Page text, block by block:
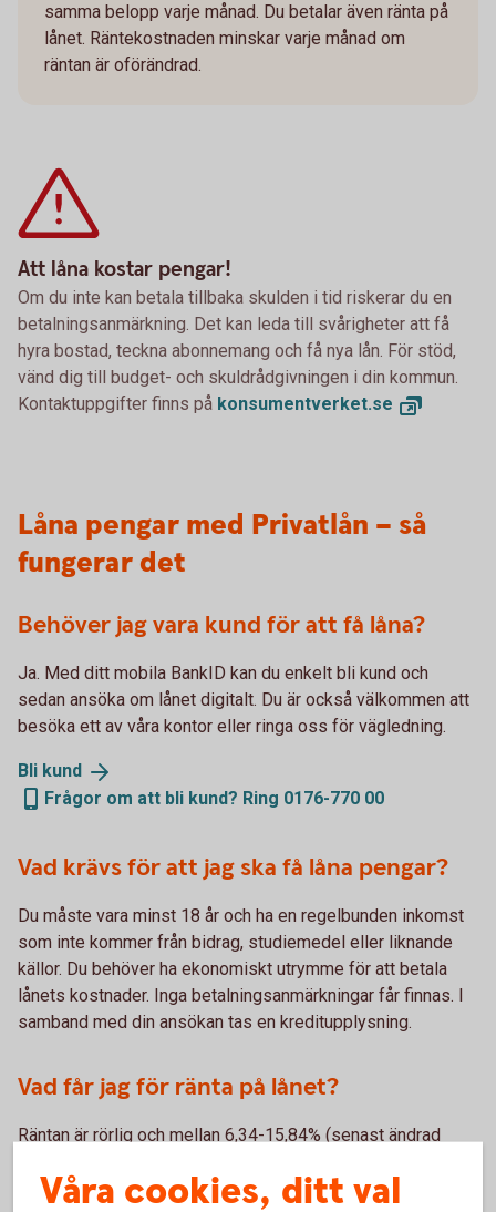
samma belopp varje månad. Du betalar även ränta på
lånet. Räntekostnaden minskar varje månad om
räntan är oförändrad.
Att låna kostar pengar!
Om du inte kan betala tillbaka skulden i tid riskerar du en
betalningsanmärkning. Det kan leda till svårigheter att få
hyra bostad, teckna abonnemang och få nya lån. För stöd,
vänd dig till budget- och skuldrådgivningen i din kommun.
Kontaktuppgifter finns på konsumentverket.se
Låna pengar med Privatlån – så
fungerar det
Behöver jag vara kund för att få låna?
Ja. Med ditt mobila BankID kan du enkelt bli kund och
sedan ansöka om lånet digitalt. Du är också välkommen att
besöka ett av våra kontor eller ringa oss för vägledning.
Bli kund
Frågor om att bli kund? Ring 0176-770 00
Vad krävs för att jag ska få låna pengar?
Du måste vara minst 18 år och ha en regelbunden inkomst
som inte kommer från bidrag, studiemedel eller liknande
källor. Du behöver ha ekonomiskt utrymme för att betala
lånets kostnader. Inga betalningsanmärkningar får finnas. I
samband med din ansökan tas en kreditupplysning.
Vad får jag för ränta på lånet?
Räntan är rörlig och mellan 6,34-15,84% (senast ändrad
förutsättningar.
Våra cookies, ditt val